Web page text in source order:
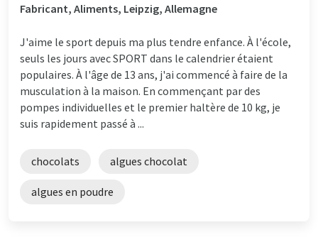
Fabricant, Aliments, Leipzig, Allemagne
J'aime le sport depuis ma plus tendre enfance. À l'école,
seuls les jours avec SPORT dans le calendrier étaient
populaires. À l'âge de 13 ans, j'ai commencé à faire de la
musculation à la maison. En commençant par des
pompes individuelles et le premier haltère de 10 kg, je
suis rapidement passé à ...
chocolats algues chocolat
algues en poudre